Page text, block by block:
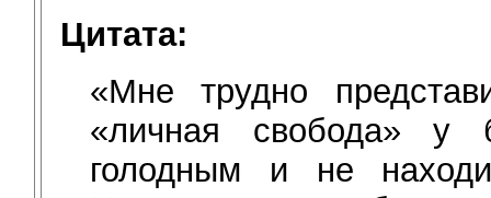
Цитата:
«Мне трудно
«личная свобода» у
голодным и не